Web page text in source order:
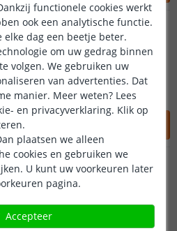
WAGO connector
VOORRAAD
verbinden losse draden
WAGO
& Play
WAGO connector
verbinden losse draden
WAGO
9.1
besteld,morgen in huis
functionele cookies werkt
ook een analytische functie.
elke dag een beetje beter.
om uw gedrag binnen
volgen. We gebruiken uw
van advertenties. Dat
manier. Meer weten? Lees
en privacyverklaring. Klik op
plaatsen we alleen
cookies en gebruiken we
U kunt uw voorkeuren later
pagina.
Accepteer